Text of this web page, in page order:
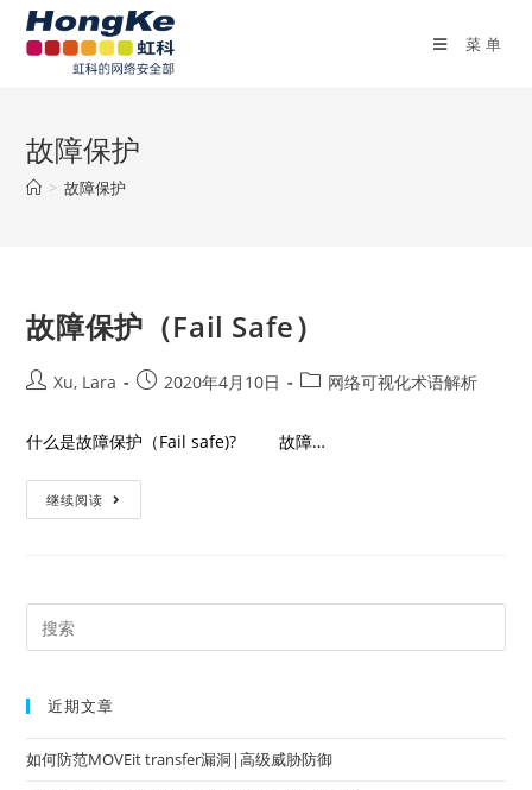
菜单
故障保护
> 故障保护
故障保护（Fail Safe）
Xu, Lara 2020年4月10日 网络可视化术语解析
什么是故障保护（Fail safe)? 故障…
继续阅读
近期文章
如何防范MOVEit transfer漏洞|高级威胁防御